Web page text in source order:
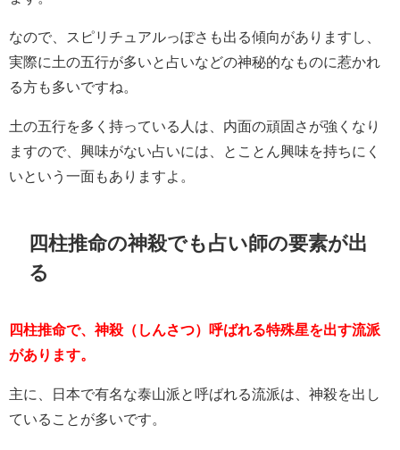
なので、スピリチュアルっぽさも出る傾向がありますし、
実際に土の五行が多いと占いなどの神秘的なものに惹かれ
る方も多いですね。
土の五行を多く持っている人は、内面の頑固さが強くなり
ますので、興味がない占いには、とことん興味を持ちにく
いという一面もありますよ。
四柱推命の神殺でも占い師の要素が出
る
四柱推命で、神殺（しんさつ）呼ばれる特殊星を出す流派
があります。
主に、日本で有名な泰山派と呼ばれる流派は、神殺を出し
ていることが多いです。